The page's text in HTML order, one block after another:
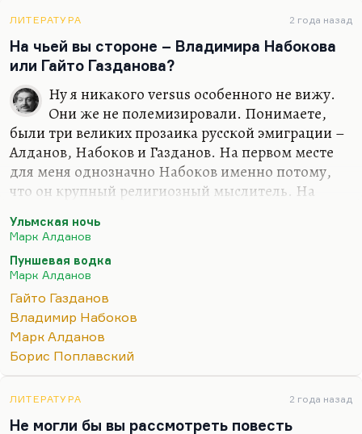
и Мандельштам». Насчет Блока – да, говорю,
точно, не ошибся. А вот насчет Мандельштама –
не знаю. При всем бесконечном…
ЛИТЕРАТУРА 2 года назад
На чьей вы стороне – Владимира Набокова
или Гайто Газданова?
Ну я никакого versus особенного не вижу.
Они же не полемизировали. Понимаете,
были три великих прозаика русской эмиграции –
Алданов, Набоков и Газданов. На первом месте
для меня однозначно Набоков именно потому,
что он крупный религиозный мыслитель. На
замечательная сухая проза, замечательная
гармония, прелестные женские образы. Это такая
своеобразная метафизика, непроявленная и
непроговоренная, но она, конечно, есть. На
третьем месте – Алданов, который, безусловно,
когда пишет исторические очерки (например, об
Азефе), приобретает холодный блеск, какой был у
Короленко в его документальной прозе. Но
Ульмская ночь
Марк Алданов
Пуншевая водка
Марк Алданов
Гайто Газданов
Владимир Набоков
Марк Алданов
Борис Поплавский
ЛИТЕРАТУРА 2 года назад
Не могли бы вы рассмотреть повесть